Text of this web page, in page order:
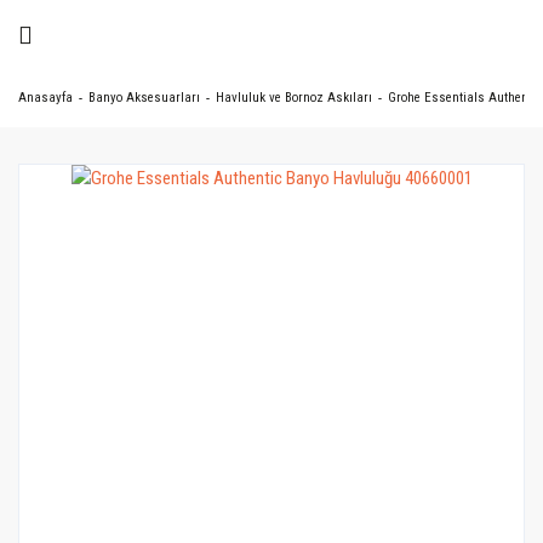
Anasayfa Banyo Aksesuarları Havluluk ve Bornoz Askıları Grohe Essentials